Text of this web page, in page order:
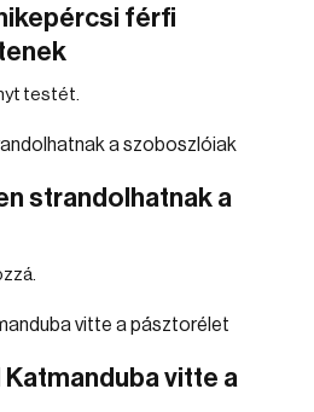
férfi
testét.
strandolhatnak a
vitte a